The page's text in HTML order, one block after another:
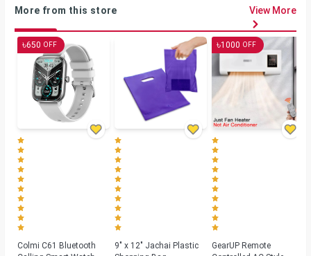
More from this store View More
৳650 OFF
Colmi C61 Bluetooth
9" x 12" Jachai Plastic
৳1000 OFF
GearUP Remote